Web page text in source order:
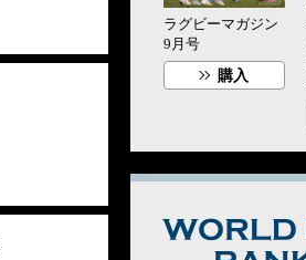
ラグビーマガジン
9月号
購入